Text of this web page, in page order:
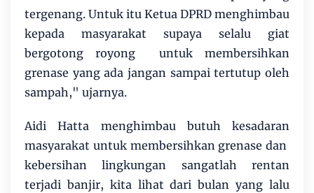
tergenang. Untuk itu Ketua DPRD menghimbau
kepada masyarakat supaya selalu giat
bergotong royong untuk membersihkan
grenase yang ada jangan sampai tertutup oleh
sampah," ujarnya.
Aidi Hatta menghimbau butuh kesadaran
masyarakat untuk membersihkan grenase dan
kebersihan lingkungan sangatlah rentan
terjadi banjir, kita lihat dari bulan yang lalu